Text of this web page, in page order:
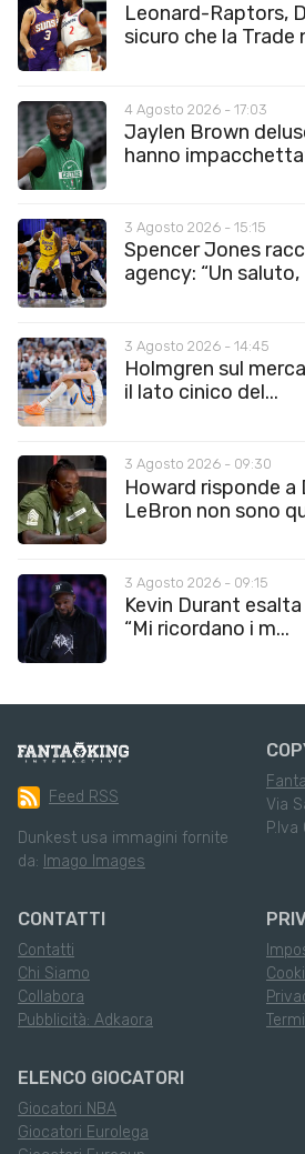
Leonard-Raptors,
sicuro che la Trade
4 Agosto 2026 - 17:03
Jaylen Brown
hanno
3 Agosto 2026 - 15:15
Spencer Jones
agency: “Un saluto,
3 Agosto 2026 - 14:45
Holmgren sul
il lato cinico del...
3 Agosto 2026 - 09:30
Howard risponde a
LeBron non sono
3 Agosto 2026 - 09:15
Kevin Durant
“Mi ricordano i m...
Feed RSS
Dunkest usa immagini fornite
da: Imago Images
Via
CONTATTI
Contatti
Chi Siamo
Collabora
Pubblicità: Adkaora
ELENCO GIOCATORI
Giocatori NBA
Giocatori Eurolega